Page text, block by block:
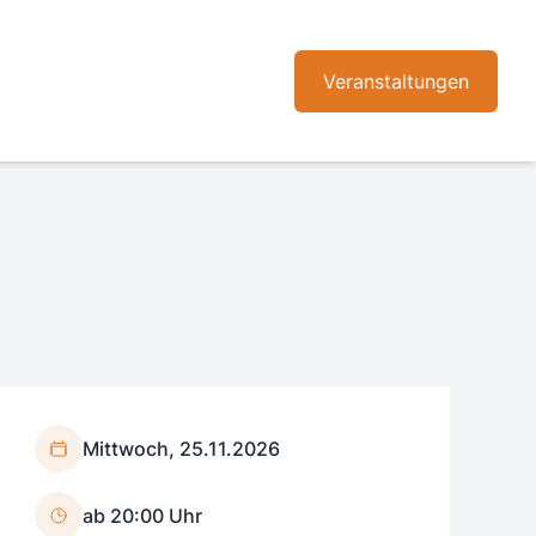
Veranstaltungen
Mittwoch, 25.11.2026
ab 20:00 Uhr